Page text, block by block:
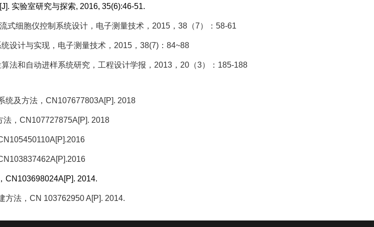
实验室研究与探索, 2016, 35(6):46-51.
式细胞仪控制系统设计，电子测量技术， 2015， 38（7）： 58-61
设计与实现，电子测量技术， 2015， 38(7)： 84~88
法和自动进样系统研究，工程设计学报， 2013， 20（3）： 185-188
统及方法， CN107677803A[P]. 2018
， CN107727875A[P]. 2018
CN103698024A[P]. 2014.
方法， CN 103762950 A[P]. 2014.